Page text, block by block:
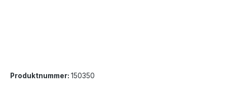
Produktnummer: 150350